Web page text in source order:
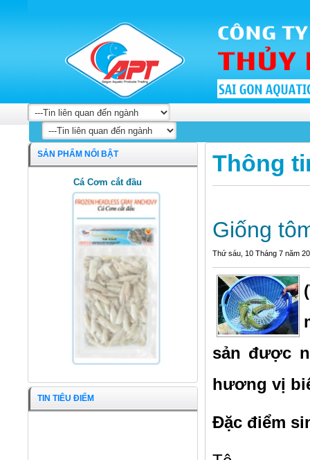
Thông
Giống
Thứ sáu, 10 Tháng 7 năm
sản được
hương vị
Đặc điểm
SẢN PHẨM NỔI BẬT
Cá Cơm cắt đầu
TIN TIÊU ĐIỂM